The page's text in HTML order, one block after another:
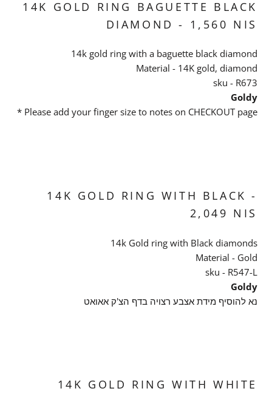
14K GOLD RING BAGUETTE BLACK
DIAMOND- 1,560 NIS
14k gold ring with a baguette black diamond
Material - 14K gold, diamond
sku - R673
Goldy
* Please add your finger size to notes on CHECKOUT page
14K GOLD RING WITH BLACK -
2,049 NIS
14k Gold ring with Black diamonds
Material - Gold
sku - R547-L
Goldy
נא להוסיף מידת אצבע רצויה בדף הצ'ק אאואט
14K GOLD RING WITH WHITE